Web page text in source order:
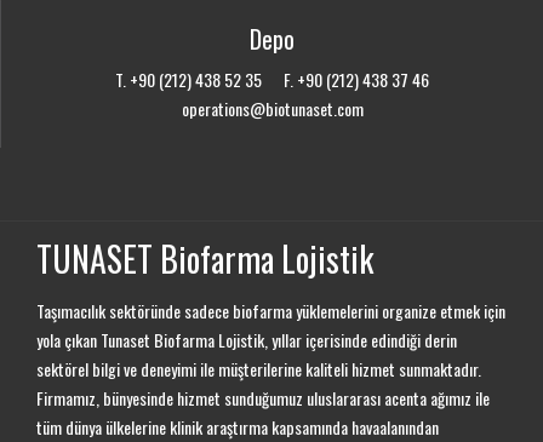
Depo
T. +90 (212) 438 52 35 F. +90 (212) 438 37 46
operations@biotunaset.com
TUNASET Biofarma Lojistik
Taşımacılık sektöründe sadece biofarma yüklemelerini organize etmek için
yola çıkan Tunaset Biofarma Lojistik, yıllar içerisinde edindiği derin
sektörel bilgi ve deneyimi ile müşterilerine kaliteli hizmet sunmaktadır.
Firmamız, bünyesinde hizmet sunduğumuz uluslararası acenta ağımız ile
tüm dünya ülkelerine klinik araştırma kapsamında havaalanından